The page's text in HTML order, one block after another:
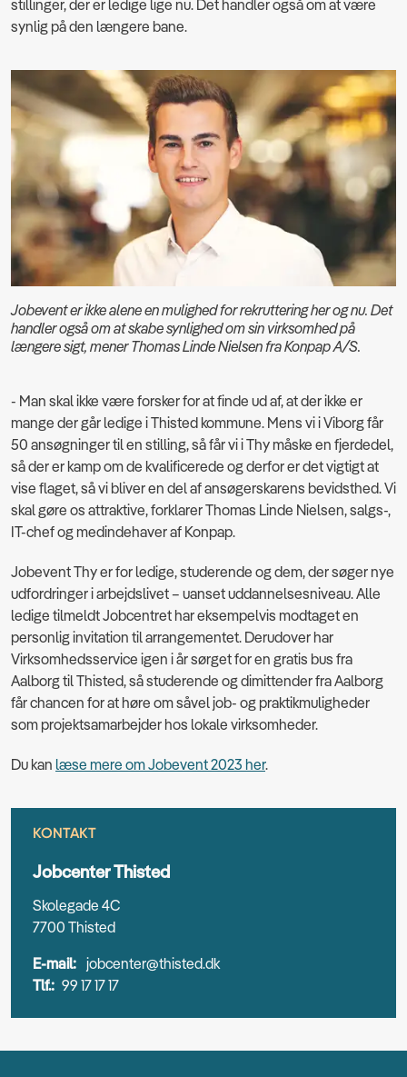
stillinger, der er ledige lige nu. Det handler også om at være
synlig på den længere bane.
Jobevent er ikke alene en mulighed for rekruttering her og nu. Det
handler også om at skabe synlighed om sin virksomhed på
længere sigt, mener Thomas Linde Nielsen fra Konpap A/S.
- Man skal ikke være forsker for at finde ud af, at der ikke er
mange der går ledige i Thisted kommune. Mens vi i Viborg får
50 ansøgninger til en stilling, så får vi i Thy måske en fjerdedel,
så der er kamp om de kvalificerede og derfor er det vigtigt at
vise flaget, så vi bliver en del af ansøgerskarens bevidsthed. Vi
skal gøre os attraktive, forklarer Thomas Linde Nielsen, salgs-,
IT-chef og medindehaver af Konpap.
Jobevent Thy er for ledige, studerende og dem, der søger nye
udfordringer i arbejdslivet – uanset uddannelsesniveau. Alle
ledige tilmeldt Jobcentret har eksempelvis modtaget en
personlig invitation til arrangementet. Derudover har
Virksomhedsservice igen i år sørget for en gratis bus fra
Aalborg til Thisted, så studerende og dimittender fra Aalborg
får chancen for at høre om såvel job- og praktikmuligheder
som projektsamarbejder hos lokale virksomheder.
Du kan læse mere om Jobevent 2023 her.
KONTAKT
Jobcenter Thisted
Skolegade 4C
7700 Thisted
E-mail: jobcenter@thisted.dk
Tlf.: 99 17 17 17